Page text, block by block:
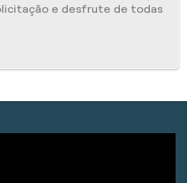
e desfrute de todas